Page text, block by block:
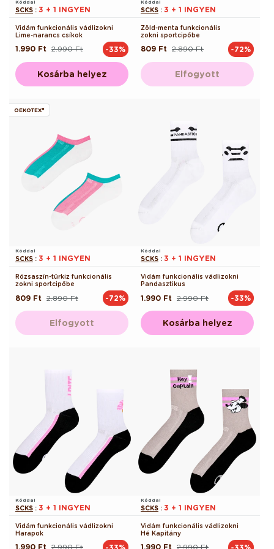
Kóddal
SCKS : 3 + 1 INGYEN
Vidám funkcionális vádlizokni
Lime-narancs csíkok
Normál
2.990 Ft
Akciós
1.990 Ft -33%
Kosárba helyez
Kóddal
SCKS : 3 + 1 INGYEN
Zöld-menta funkcionális
zokni sportcipőbe
Normál 2.890 Ft
Akciós
809 Ft -72%
Elfogyott
OEKOTEX®
Kóddal
SCKS : 3 + 1 INGYEN
Rózsaszín-türkiz funkcionális
zokni sportcipőbe
Normál 2.890 Ft
Akciós
809 Ft -72%
Elfogyott
Kóddal
SCKS : 3 + 1 INGYEN
Vidám funkcionális vádlizokni
Pandasztikus
Normál
2.990 Ft
Akciós
1.990 Ft -33%
Kosárba helyez
Kóddal
SCKS : 3 + 1 INGYEN
Vidám funkcionális vádlizokni
Harapok
2.990 Ft
1.990 Ft
Kóddal
SCKS : 3 + 1 INGYEN
Vidám funkcionális vádlizokni
Hé Kapitány
2.990 Ft
1.990 Ft